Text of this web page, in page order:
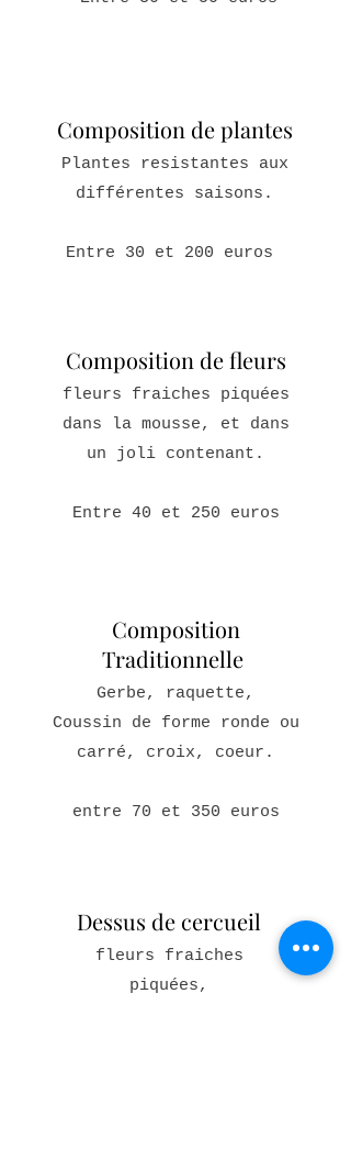
Composition de plantes
Plantes resistantes aux
différentes saisons.
Entre 30 et 200 euros
Composition de fleurs
fleurs fraiches piquées
dans la mousse, et dans
un joli contenant.
Entre 40 et 250 euros
Composition
Traditionnelle
Gerbe, raquette,
Coussin de forme ronde ou
carré, croix, coeur.
entre 70 et 350 euros
Dessus de cercueil
fleurs fraiches
piquées,